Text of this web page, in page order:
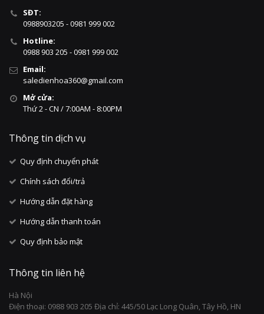
SĐT:
0988903205 - 0981 999 002
Hotline:
0988 903 205 - 0981 999 002
Email:
saledienhoa360@gmail.com
Mở cửa:
Thứ 2 - CN / 7:00AM - 8:00PM
Thông tin dịch vụ
Quy định chuyển phát
Chính sách đổi/trả
Hướng dẫn đặt hàng
Hướng dẫn thanh toán
Quy định bảo mật
Thông tin liên hệ
Hà Nội
Điện thoại: 0988 903 205 Địa chỉ: 445/50 Lạc Long Quân, Tây Hồ, HN